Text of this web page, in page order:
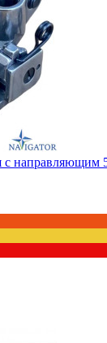
с направляющим